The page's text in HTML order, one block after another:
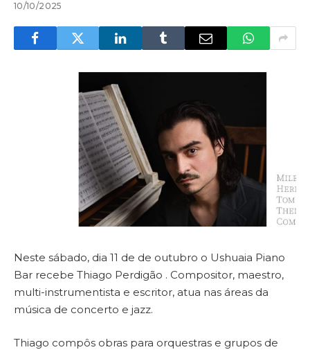
10/10/2025
Neste sábado, dia 11 de de outubro o Ushuaia Piano
Bar recebe Thiago Perdigão . Compositor, maestro,
multi-instrumentista e escritor, atua nas áreas da
música de concerto e jazz.
Thiago compôs obras para orquestras e grupos de